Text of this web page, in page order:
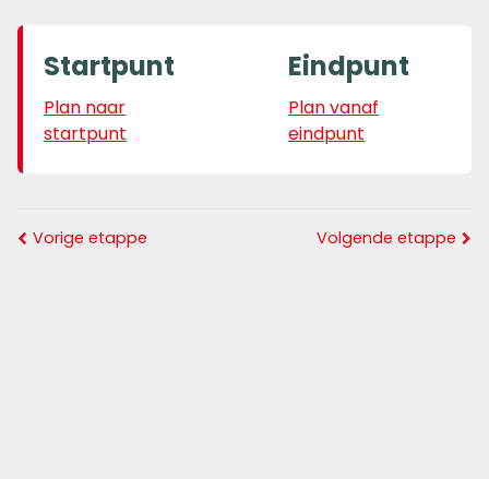
Startpunt
Plan naar
startpunt
Eindpunt
Plan vanaf
eindpunt
Vorige etappe Volgende etappe